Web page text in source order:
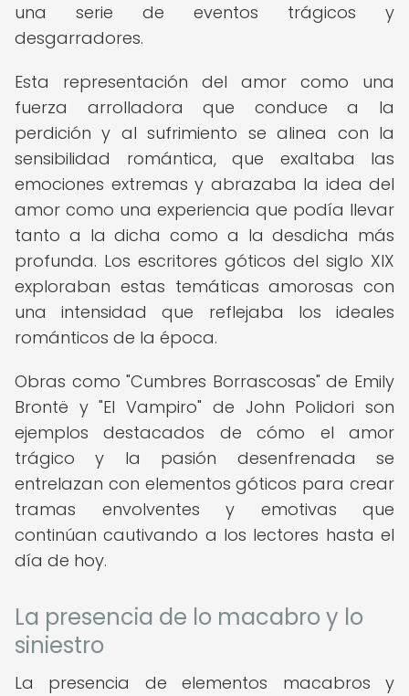
una serie de eventos trágicos y
desgarradores.
Esta representación del amor como una
fuerza arrolladora que conduce a la
perdición y al sufrimiento se alinea con la
sensibilidad romántica, que exaltaba las
emociones extremas y abrazaba la idea del
amor como una experiencia que podía llevar
tanto a la dicha como a la desdicha más
profunda. Los escritores góticos del siglo XIX
exploraban estas temáticas amorosas con
una intensidad que reflejaba los ideales
románticos de la época.
Obras como "Cumbres Borrascosas" de Emily
Brontë y "El Vampiro" de John Polidori son
ejemplos destacados de cómo el amor
trágico y la pasión desenfrenada se
entrelazan con elementos góticos para crear
tramas envolventes y emotivas que
continúan cautivando a los lectores hasta el
día de hoy.
La presencia de lo macabro y lo
siniestro
La presencia de elementos macabros y